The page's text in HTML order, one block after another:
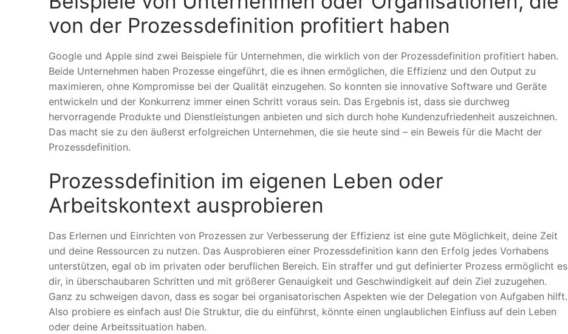
von der Prozessdefinition profitiert haben
Google und Apple sind zwei Beispiele für Unternehmen, die wirklich von der Prozessdefinition profitiert haben.
Beide Unternehmen haben Prozesse eingeführt, die es ihnen ermöglichen, die Effizienz und den Output zu
maximieren, ohne Kompromisse bei der Qualität einzugehen. So konnten sie innovative Software und Geräte
entwickeln und der Konkurrenz immer einen Schritt voraus sein. Das Ergebnis ist, dass sie durchweg
hervorragende Produkte und Dienstleistungen anbieten und sich durch hohe Kundenzufriedenheit auszeichnen.
Das macht sie zu den äußerst erfolgreichen Unternehmen, die sie heute sind – ein Beweis für die Macht der
Prozessdefinition.
Prozessdefinition im eigenen Leben oder
Arbeitskontext ausprobieren
Das Erlernen und Einrichten von Prozessen zur Verbesserung der Effizienz ist eine gute Möglichkeit, deine Zeit
und deine Ressourcen zu nutzen. Das Ausprobieren einer Prozessdefinition kann den Erfolg jedes Vorhabens
unterstützen, egal ob im privaten oder beruflichen Bereich. Ein straffer und gut definierter Prozess ermöglicht es
dir, in überschaubaren Schritten und mit größerer Genauigkeit und Geschwindigkeit auf dein Ziel zuzugehen.
Ganz zu schweigen davon, dass es sogar bei organisatorischen Aspekten wie der Delegation von Aufgaben hilft.
Also probiere es einfach aus! Die Struktur, die du einführst, könnte einen unglaublichen Einfluss auf dein Leben
oder deine Arbeitssituation haben.